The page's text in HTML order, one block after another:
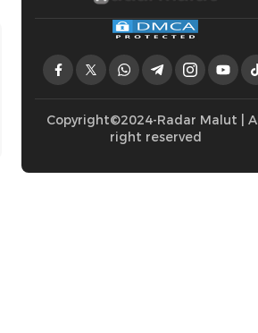
Copyright©2024-Radar Malut | All
right reserved